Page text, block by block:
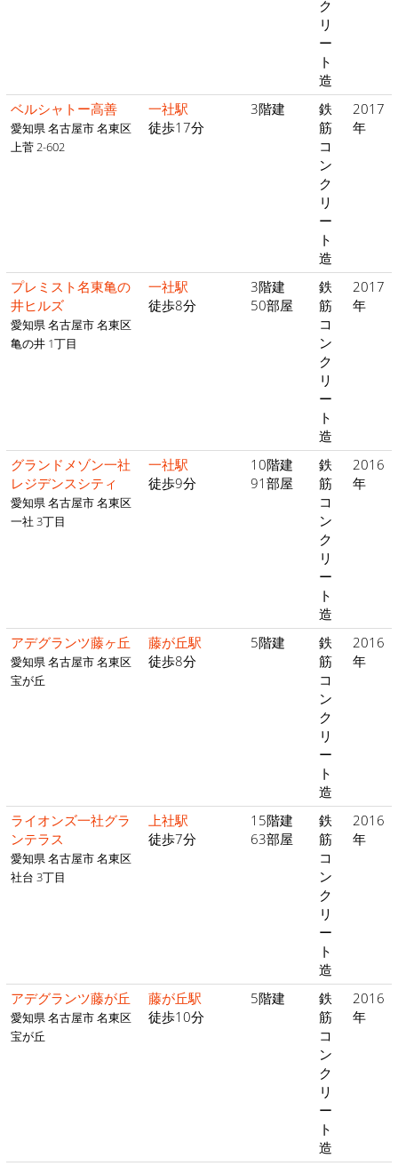
ク
リ
ー
ト
造
ベルシャトー高善
愛知県 名古屋市 名東区
上菅 2-602
一社駅
徒歩17分
3階建
鉄
筋
コ
ン
ク
リ
ー
ト
造
2017
年
プレミスト名東亀の
井ヒルズ
愛知県 名古屋市 名東区
亀の井 1丁目
一社駅
徒歩8分
3階建
50部屋
鉄
筋
コ
ン
ク
リ
ー
ト
造
2017
年
グランドメゾン一社
レジデンスシティ
愛知県 名古屋市 名東区
一社 3丁目
一社駅
徒歩9分
10階建
91部屋
鉄
筋
コ
ン
ク
リ
ー
ト
造
2016
年
アデグランツ藤ヶ丘
愛知県 名古屋市 名東区
宝が丘
藤が丘駅
徒歩8分
5階建
鉄
筋
コ
ン
ク
リ
ー
ト
造
2016
年
ライオンズ一社グラ
ンテラス
愛知県 名古屋市 名東区
社台 3丁目
上社駅
徒歩7分
15階建
63部屋
鉄
筋
コ
ン
ク
リ
ー
ト
造
2016
年
アデグランツ藤が丘
愛知県 名古屋市 名東区
宝が丘
藤が丘駅
徒歩10分
5階建
鉄
筋
コ
ン
ク
リ
ー
ト
造
2016
年